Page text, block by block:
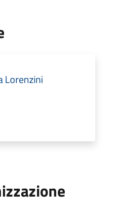
Lorenzini